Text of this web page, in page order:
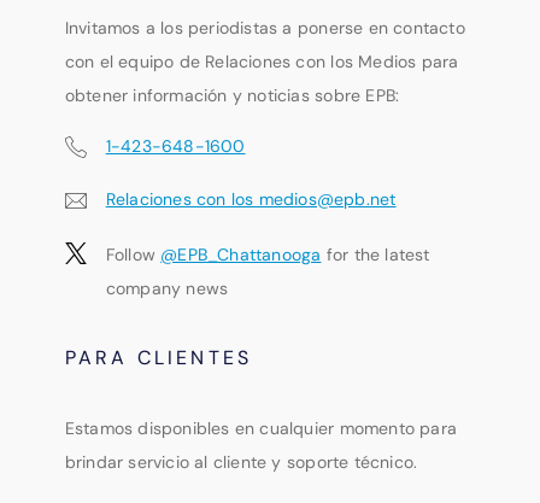
Invitamos a los periodistas a ponerse en contacto
con el equipo de Relaciones con los Medios para
obtener información y noticias sobre EPB:
1-423-648-1600
Relaciones con los medios@epb.net
Follow @EPB_Chattanooga for the latest
company news
PARA CLIENTES
Estamos disponibles en cualquier momento para
brindar servicio al cliente y soporte técnico.